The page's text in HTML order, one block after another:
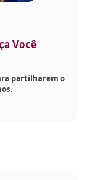
Você
partilharem o